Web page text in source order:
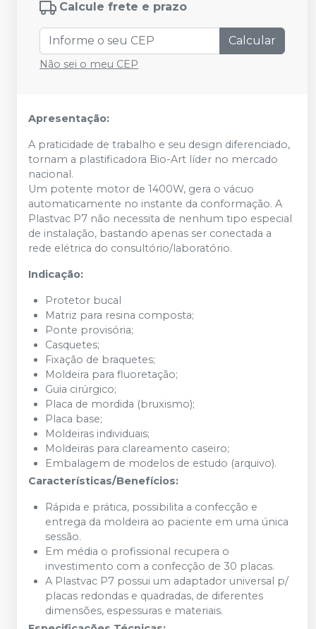
Calcule frete e prazo
Calcular
Não sei o meu CEP
Apresentação:
A praticidade de trabalho e seu design diferenciado,
tornam a plastificadora Bio-Art líder no mercado
nacional.
Um potente motor de 1400W, gera o vácuo
automaticamente no instante da conformação. A
Plastvac P7 não necessita de nenhum tipo especial
de instalação, bastando apenas ser conectada a
rede elétrica do consultório/laboratório.
Indicação:
Protetor bucal
Matriz para resina composta;
Ponte provisória;
Casquetes;
Fixação de braquetes;
Moldeira para fluoretação;
Guia cirúrgico;
Placa de mordida (bruxismo);
Placa base;
Moldeiras individuais;
Moldeiras para clareamento caseiro;
Embalagem de modelos de estudo (arquivo).
Características/Benefícios:
Rápida e prática, possibilita a confecção e
entrega da moldeira ao paciente em uma única
sessão.
Em média o profissional recupera o
investimento com a confecção de 30 placas.
A Plastvac P7 possui um adaptador universal p/
placas redondas e quadradas, de diferentes
dimensões, espessuras e materiais.